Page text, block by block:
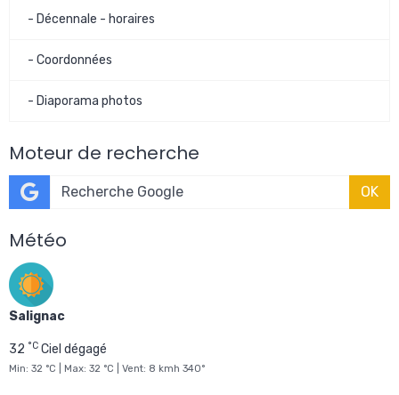
- Décennale - horaires
- Coordonnées
- Diaporama photos
Moteur de recherche
OK
Météo
Salignac
32 °C Ciel dégagé
Min: 32 °C | Max: 32 °C | Vent: 8 kmh 340°